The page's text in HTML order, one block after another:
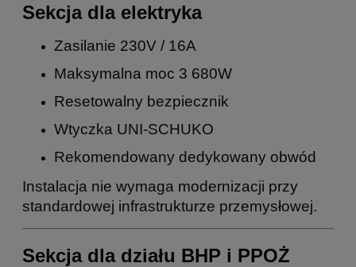
Sekcja dla elektryka
Zasilanie 230V / 16A
Maksymalna moc 3 680W
Resetowalny bezpiecznik
Wtyczka UNI-SCHUKO
Rekomendowany dedykowany obwód
Instalacja nie wymaga modernizacji przy
standardowej infrastrukturze przemysłowej.
Sekcja dla działu BHP i PPOŻ